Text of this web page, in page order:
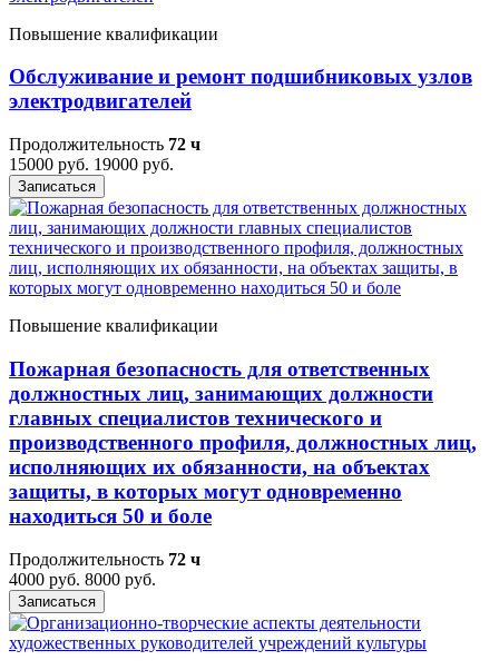
Повышение квалификации
Обслуживание и ремонт подшибниковых узлов
электродвигателей
Продолжительность 72 ч
15000 руб. 19000 руб.
Записаться
Повышение квалификации
Пожарная безопасность для ответственных
должностных лиц, занимающих должности
главных специалистов технического и
производственного профиля, должностных лиц,
исполняющих их обязанности, на объектах
защиты, в которых могут одновременно
находиться 50 и боле
Продолжительность 72 ч
4000 руб. 8000 руб.
Записаться